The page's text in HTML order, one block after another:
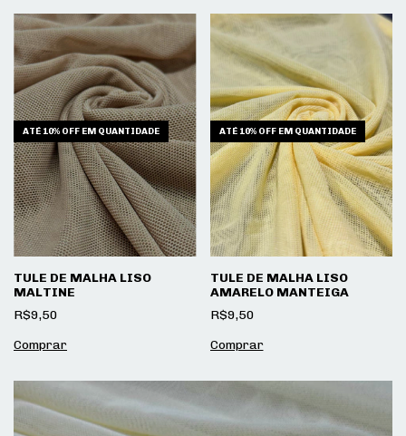
ATÉ 10% OFF EM QUANTIDADE
TULE DE MALHA LISO
MALTINE
R$9,50
ATÉ 10% OFF EM QUANTIDADE
TULE DE MALHA LISO
AMARELO MANTEIGA
R$9,50